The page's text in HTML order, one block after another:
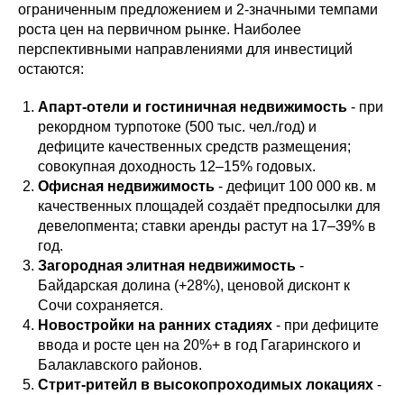
ограниченным предложением и 2-значными темпами
роста цен на первичном рынке. Наиболее
перспективными направлениями для инвестиций
остаются:
Апарт-отели и гостиничная недвижимость - при
рекордном турпотоке (500 тыс. чел./год) и
дефиците качественных средств размещения;
совокупная доходность 12–15% годовых.
Офисная недвижимость - дефицит 100 000 кв. м
качественных площадей создаёт предпосылки для
девелопмента; ставки аренды растут на 17–39% в
год.
Загородная элитная недвижимость -
Байдарская долина (+28%), ценовой дисконт к
Сочи сохраняется.
Новостройки на ранних стадиях - при дефиците
ввода и росте цен на 20%+ в год Гагаринского и
Балаклавского районов.
Стрит-ритейл в высокопроходимых локациях -